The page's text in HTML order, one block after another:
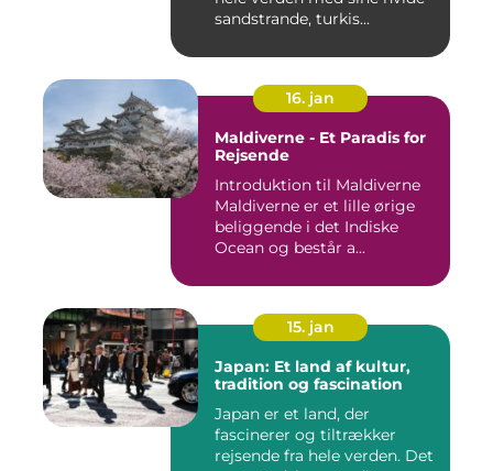
sandstrande, turkis...
16. jan
Maldiverne - Et Paradis for
Rejsende
Introduktion til Maldiverne
Maldiverne er et lille ørige
beliggende i det Indiske
Ocean og består a...
15. jan
Japan: Et land af kultur,
tradition og fascination
Japan er et land, der
fascinerer og tiltrækker
rejsende fra hele verden. Det